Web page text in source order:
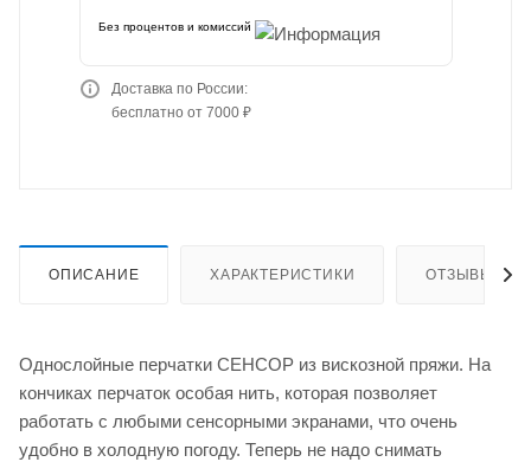
Без процентов и комиссий
Доставка по России:
бесплатно от 7000 ₽
ОПИСАНИЕ ХАРАКТЕРИСТИКИ ОТЗЫВЫ
Однослойные перчатки СЕНСОР из вискозной пряжи. На
кончиках перчаток особая нить, которая позволяет
работать с любыми сенсорными экранами, что очень
удобно в холодную погоду. Теперь не надо снимать